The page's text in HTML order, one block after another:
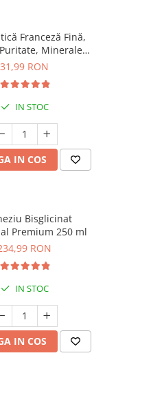
Franceză Fină,
Minerale
și Gust Autentic
31,99 RON
IN STOC
IN COS
Bisglicinat
Premium 250 ml
RON
IN STOC
IN COS